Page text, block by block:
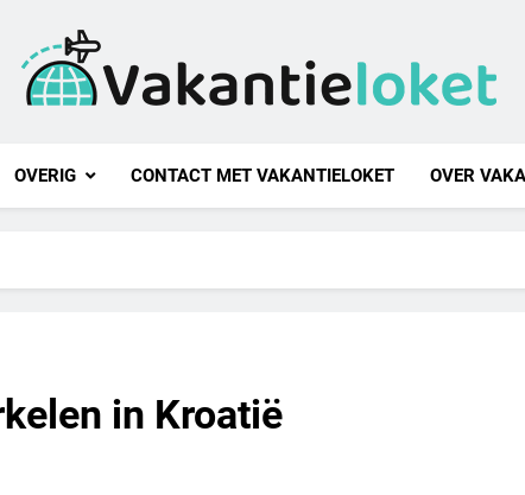
OVERIG CONTACT MET VAKANTIELOKET OVER
in Kroatië